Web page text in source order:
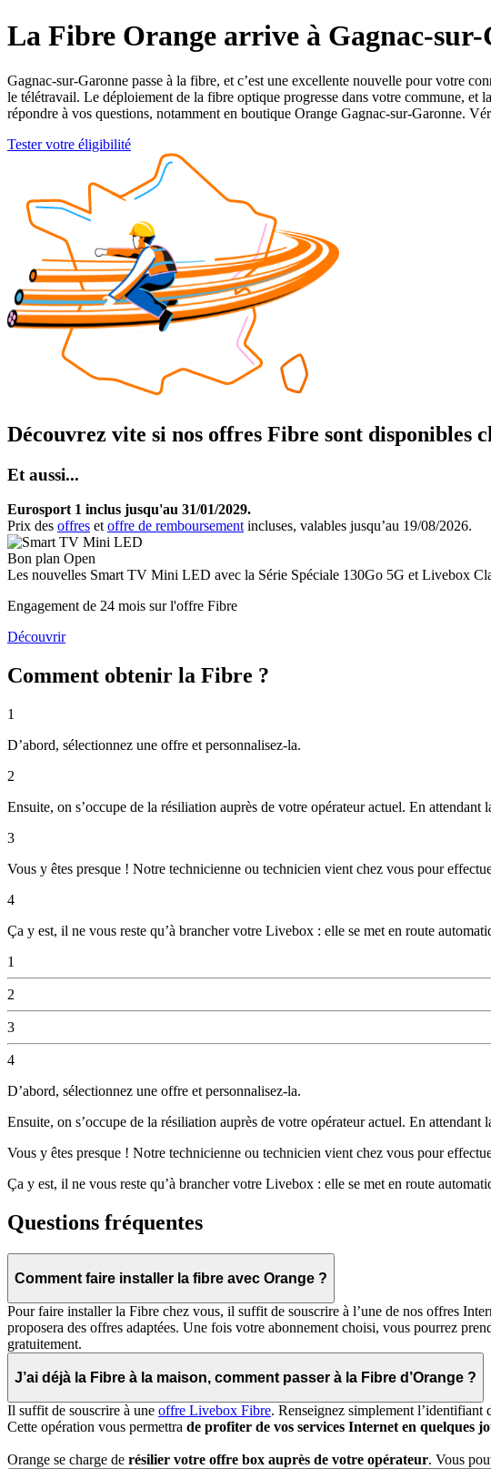
La Fibre Orange arrive à Gagnac-sur-
Gagnac-sur-Garonne passe à la fibre, et c’est une excellente nouvelle pour votre
le télétravail. Le déploiement de la fibre optique progresse dans votre commune, et
répondre à vos questions, notamment en boutique Orange Gagnac-sur-Garonne.
Tester votre éligibilité
Découvrez vite si nos offres Fibre sont disponibles
Et aussi...
Eurosport 1 inclus jusqu'au 31/01/2029.
Prix des offres etoffre de remboursementincluses, valables jusqu’au 19/08/2026.
Bon plan Open
Les nouvelles Smart TV Mini LED avec la Série Spéciale 130Go 5G et Livebox
Engagement de 24 mois sur l'offre Fibre
Découvrir
Comment obtenir la Fibre ?
1
D’abord, sélectionnez une offre et personnalisez-la.
2
Ensuite, on s’occupe de la résiliation auprès de votre opérateur actuel. En
3
Vous y êtes presque ! Notre technicienne ou technicien vient chez vous pour
4
Ça y est, il ne vous reste qu’à brancher votre Livebox : elle se met en route
1
2
3
4
D’abord, sélectionnez une offre et personnalisez-la.
Ensuite, on s’occupe de la résiliation auprès de votre opérateur actuel. En
Vous y êtes presque ! Notre technicienne ou technicien vient chez vous pour
Ça y est, il ne vous reste qu’à brancher votre Livebox : elle se met en route
Questions fréquentes
Comment faire installer la fibre avec Orange ?
Pour faire installer la Fibre chez vous, il suffit de souscrire à l’une de nos offres
proposera des offres adaptées. Une fois votre abonnement choisi, vous pourrez
gratuitement.
J’ai déjà la Fibre à la maison, comment passer à la Fibre d’Orange ?
Il suffit de souscrire à une offre Livebox Fibre. Renseignez simplement l’identifiant
Cette opération vous permettra de profiter de vos services Internet en quelques
Orange se charge de résilier votre offre box auprès de votre opérateur. Vous